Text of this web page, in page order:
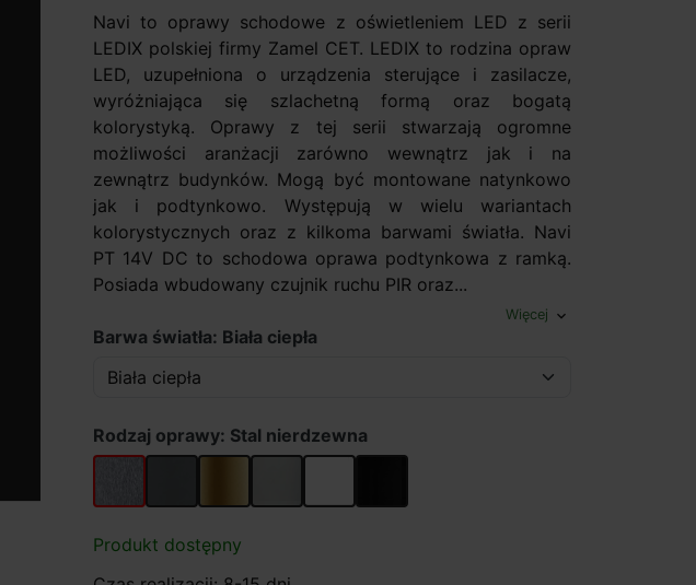
Navi to oprawy schodowe z oświetleniem LED z serii
LEDIX polskiej firmy Zamel CET. LEDIX to rodzina opraw
LED, uzupełniona o urządzenia sterujące i zasilacze,
wyróżniająca się szlachetną formą oraz bogatą
kolorystyką. Oprawy z tej serii stwarzają ogromne
możliwości aranżacji zarówno wewnątrz jak i na
zewnątrz budynków. Mogą być montowane natynkowo
jak i podtynkowo. Występują w wielu wariantach
kolorystycznych oraz z kilkoma barwami światła. Navi
PT 14V DC to schodowa oprawa podtynkowa z ramką.
Posiada wbudowany czujnik ruchu PIR oraz...
Więcej expand_more
Barwa światła: Biała ciepła
Rodzaj oprawy: Stal nierdzewna
Stal nierdzewna
Grafit Stare złotoAluminium
Biały Czarny
Produkt dostępny